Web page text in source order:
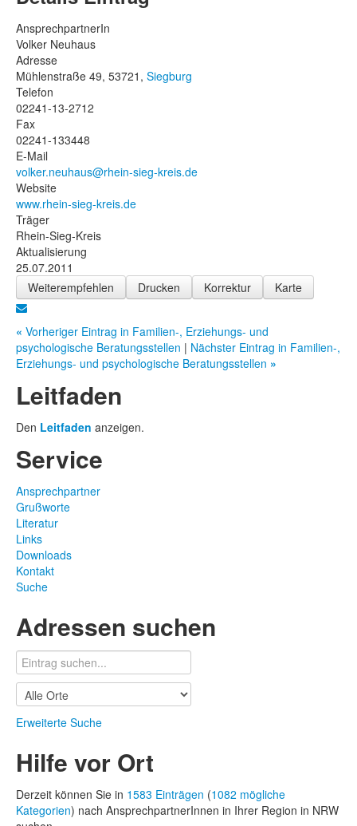
AnsprechpartnerIn
Volker Neuhaus
Adresse
Mühlenstraße 49, 53721, Siegburg
Telefon
02241-13-2712
Fax
02241-133448
E-Mail
volker.neuhaus@rhein-sieg-kreis.de
Website
www.rhein-sieg-kreis.de
Träger
Rhein-Sieg-Kreis
Aktualisierung
25.07.2011
Weiterempfehlen
Drucken Korrektur Karte
« Vorheriger Eintrag in Familien-, Erziehungs- und
psychologische Beratungsstellen | Nächster Eintrag in Familien-,
Erziehungs- und psychologische Beratungsstellen »
Leitfaden
Den Leitfaden anzeigen.
Service
Ansprechpartner
Grußworte
Literatur
Links
Downloads
Kontakt
Suche
Adressen suchen
Erweiterte Suche
Hilfe vor Ort
Derzeit können Sie in 1583 Einträgen (1082 mögliche
Kategorien) nach AnsprechpartnerInnen in Ihrer Region in NRW